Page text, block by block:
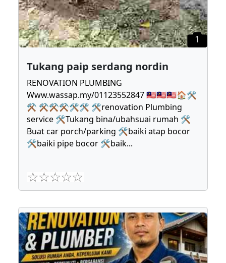
1
Tukang paip serdang nordin
RENOVATION PLUMBING
Www.wassap.my/01123552847 🇲🇾🇲🇾🇲🇾🏠🛠
⚒ ⚒⚒⚒🛠🛠 🛠renovation Plumbing
service 🛠Tukang bina/ubahsuai rumah 🛠
Buat car porch/parking 🛠baiki atap bocor
🛠baiki pipe bocor 🛠baik...